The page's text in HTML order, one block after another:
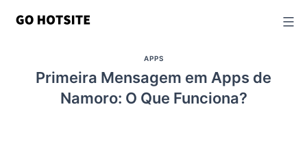
conteúdo
APPS
Primeira Mensagem em Apps de
Namoro: O Que Funciona?